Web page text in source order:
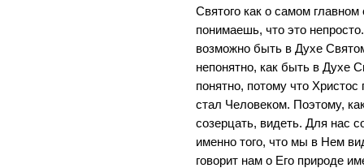
Святого как о самом
понимаешь, что это
возможно быть в Духе
непонятно, как быть в Духе
понятно, потому что
стал Человеком. Поэтому,
созерцать, видеть. Для нас
именно того, что мы в Нем
говорит нам о Его природе